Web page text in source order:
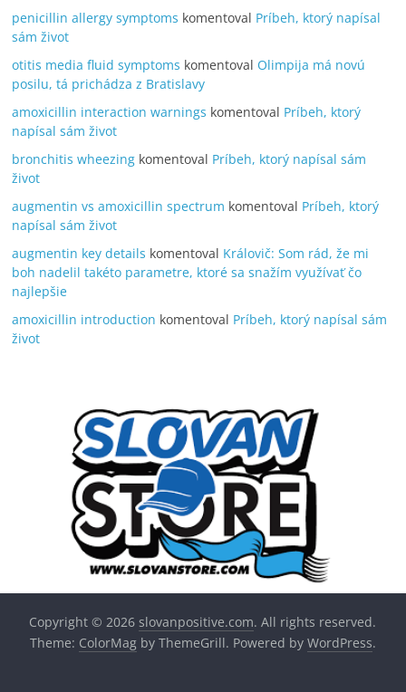
penicillin allergy symptoms komentoval Príbeh, ktorý napísal
sám život
otitis media fluid symptoms komentoval Olimpija má novú
posilu, tá prichádza z Bratislavy
amoxicillin interaction warnings komentoval Príbeh, ktorý
napísal sám život
bronchitis wheezing komentoval Príbeh, ktorý napísal sám
život
augmentin vs amoxicillin spectrum komentoval Príbeh, ktorý
napísal sám život
augmentin key details komentoval Královič: Som rád, že mi
boh nadelil takéto parametre, ktoré sa snažím využívať čo
najlepšie
amoxicillin introduction komentoval Príbeh, ktorý napísal sám
život
Copyright © 2026slovanpositive.com. All rights reserved.
Theme: ColorMagby ThemeGrill. Powered by WordPress.